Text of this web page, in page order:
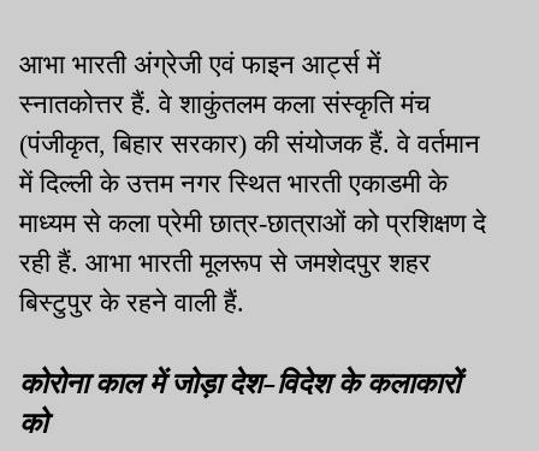
आभा भारती अंग्रेजी एवं फाइन आर्ट्स में
स्नातकोत्तर हैं. वे शाकुंतलम कला संस्कृति मंच
(पंजीकृत, बिहार सरकार) की संयोजक हैं. वे वर्तमान
में दिल्ली के उत्तम नगर स्थित भारती एकाडमी के
माध्यम से कला प्रेमी छात्र-छात्राओं को प्रशिक्षण दे
रही हैं. आभा भारती मूलरूप से जमशेदपुर शहर
बिस्टुपुर के रहने वाली हैं.
कोरोना काल में जोड़ा देश-विदेश के कलाकारों
को